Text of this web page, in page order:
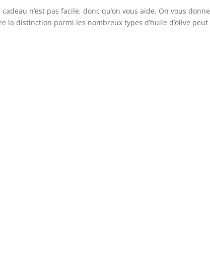
n’est pas facile, donc qu’on vous aide. On vous donne
la distinction parmi les nombreux types d’huile d’olive peut